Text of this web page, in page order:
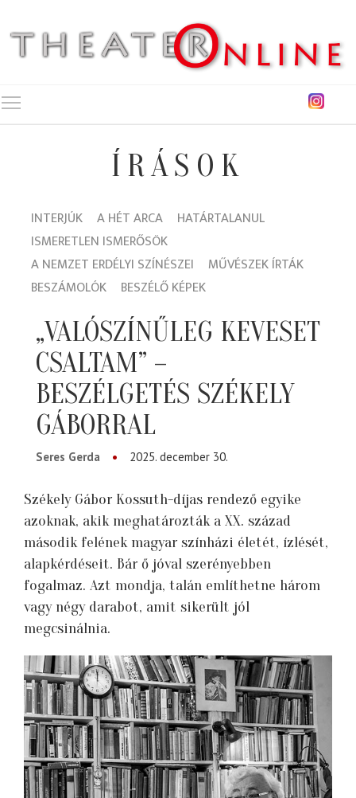
ÍRÁSOK
INTERJÚK A HÉT ARCA
HATÁRTALANUL
ISMERETLEN ISMERŐSÖK
A NEMZET ERDÉLYI SZÍNÉSZEI
MŰVÉSZEK ÍRTÁK
BESZÁMOLÓK
BESZÉLŐ KÉPEK
„VALÓSZÍNŰLEG KEVESET
CSALTAM” –
BESZÉLGETÉS SZÉKELY
GÁBORRAL
Seres Gerda 2025. december 30.
Székely Gábor Kossuth-díjas rendező egyike
azoknak, akik meghatározták a XX. század
második felének magyar színházi életét, ízlését,
alapkérdéseit. Bár ő jóval szerényebben
fogalmaz. Azt mondja, talán említhetne három
vagy négy darabot, amit sikerült jól
megcsinálnia.